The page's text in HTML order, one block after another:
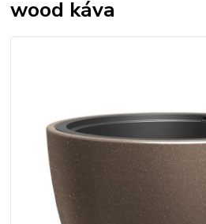
wood káva